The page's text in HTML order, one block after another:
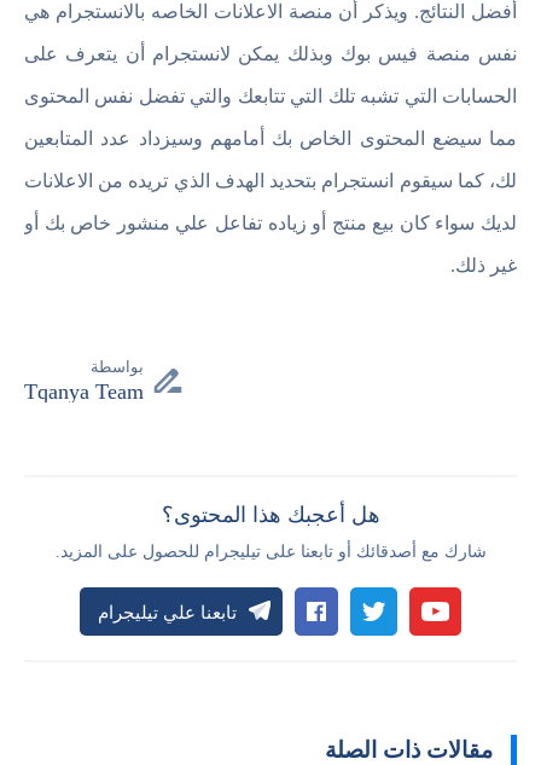
أفضل النتائج. ويذكر أن منصة الاعلانات الخاصه بالانستجرام هي
نفس منصة فيس بوك وبذلك يمكن لانستجرام أن يتعرف على
الحسابات التي تشبه تلك التي تتابعك والتي تفضل نفس المحتوى
مما سيضع المحتوى الخاص بك أمامهم وسيزداد عدد المتابعين
لك، كما سيقوم انستجرام بتحديد الهدف الذي تريده من الاعلانات
لديك سواء كان بيع منتج أو زياده تفاعل علي منشور خاص بك أو
غير ذلك.
بواسطة
Tqanya Team
هل أعجبك هذا المحتوى؟
شارك مع أصدقائك أو تابعنا على تيليجرام للحصول على المزيد.
تابعنا علي تيليجرام
مقالات ذات الصلة